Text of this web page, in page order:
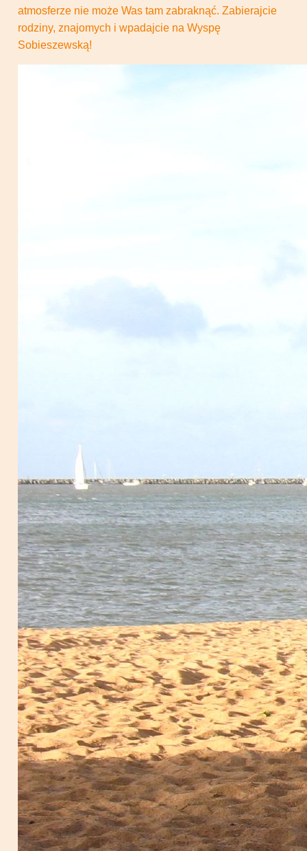
atmosferze nie może Was tam zabraknąć. Zabierajcie
rodziny, znajomych i wpadajcie na Wyspę
Sobieszewską!